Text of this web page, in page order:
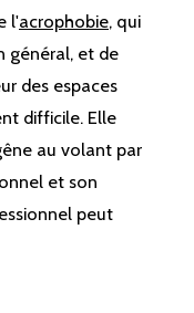
l'acrophobie, qui
général, et de
des espaces
difficile. Elle
au volant par
et son
peut